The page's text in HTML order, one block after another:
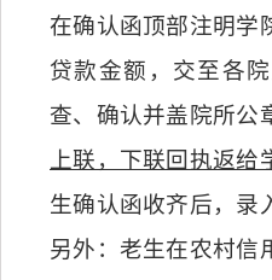
在确认函顶部注明学
贷款金额，交至各
查、确认并盖院所公
上联，下联回执返给
生确认函收齐后，录
另外：老生在农村信